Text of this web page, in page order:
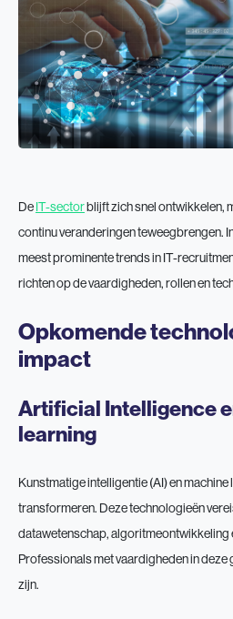
DeIT-sectorblijft zich snel ontwikkelen,
continu veranderingen teweegbrengen.
meest prominente trends in IT-
richten op de vaardigheden, rollen en
Opkomende
impact
Artificial Intelligence
learning
Kunstmatige intelligentie (AI) en
transformeren. Deze technologieën
datawetenschap, algoritmeontwikkeling
Professionals met vaardigheden in deze
zijn.